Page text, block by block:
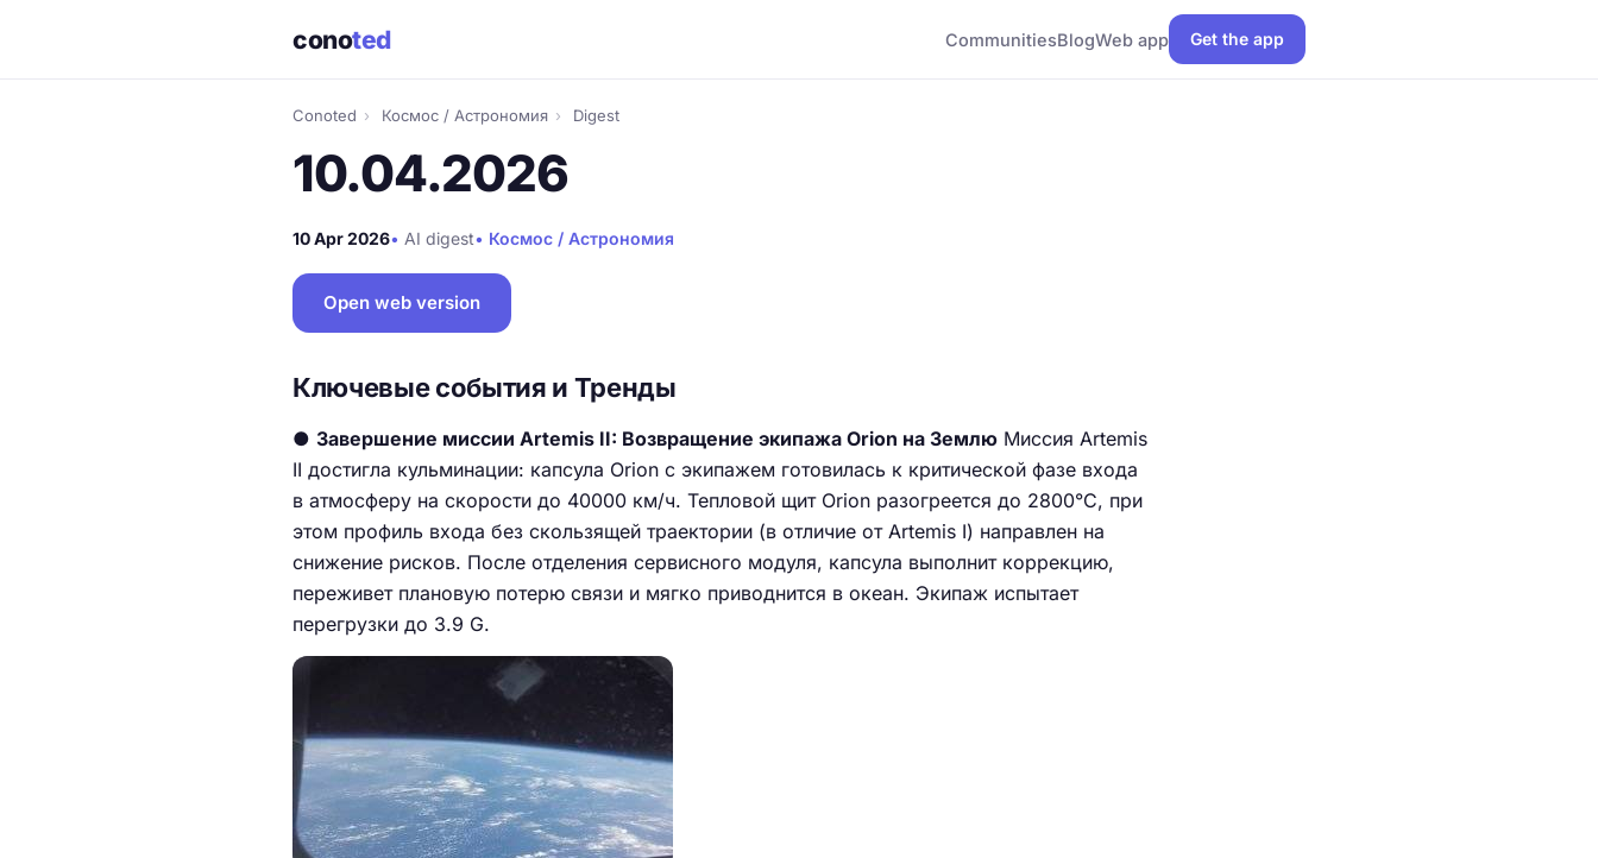
conoted CommunitiesBlogWeb app Get the app
Conoted › Космос / Астрономия › Digest
10.04.2026
10 Apr 2026• AI digest• Космос / Астрономия
Open web version
Ключевые события и Тренды
● Завершение миссии Artemis II: Возвращение экипажа Orion на Землю Миссия Artemis
II достигла кульминации: капсула Orion с экипажем готовилась к критической фазе входа
в атмосферу на скорости до 40000 км/ч. Тепловой щит Orion разогреется до 2800°C, при
этом профиль входа без скользящей траектории (в отличие от Artemis I) направлен на
снижение рисков. После отделения сервисного модуля, капсула выполнит коррекцию,
переживет плановую потерю связи и мягко приводнится в океан. Экипаж испытает
перегрузки до 3.9 G.